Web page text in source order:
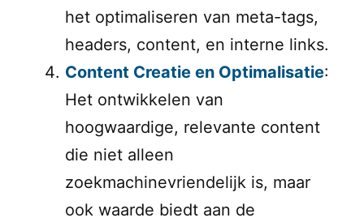
het optimaliseren van meta-tags,
headers, content, en interne links.
Content Creatie en Optimalisatie:
Het ontwikkelen van
hoogwaardige, relevante content
die niet alleen
zoekmachinevriendelijk is, maar
ook waarde biedt aan de